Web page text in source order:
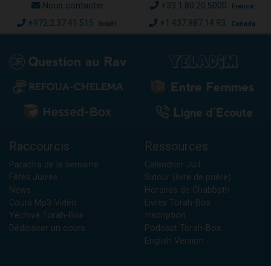
Nous contacter +33.1.80.20.5000 France
+972.2.37.41.515 Israël +1.437.887.14.93 Canada
Raccourcis
Paracha de la semaine
Fêtes Juives
News
Cours Mp3-Vidéo
Yéchiva Torah-Box
Dédicacer un cours
Ressources
Calendrier Juif
Sidour (livre de prière)
Horaires de Chabbath
Livres Torah-Box
Inscription
Podcast Torah-Box
English Version